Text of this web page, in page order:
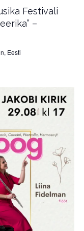
Festivali
–
Eesti